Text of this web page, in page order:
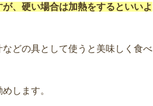
、硬い場合は加熱をするといいよ
どの具として使うと美味しく食べ
します。